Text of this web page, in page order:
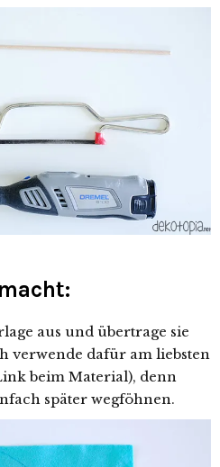
aus und übertrage sie
verwende dafür am liebsten
beim Material), denn
später wegföhnen.